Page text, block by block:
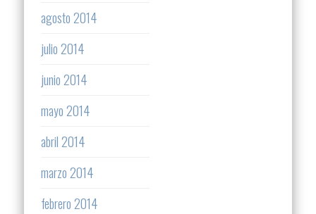
agosto 2014
julio 2014
junio 2014
mayo 2014
abril 2014
marzo 2014
febrero 2014